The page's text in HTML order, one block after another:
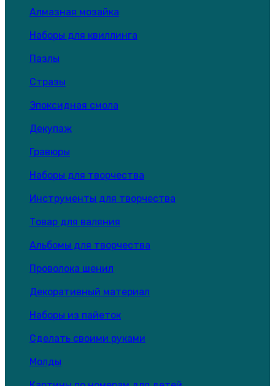
Алмазная мозайка
Наборы для квиллинга
Пазлы
Стразы
Эпоксидная смола
Декупаж
Гравюры
Наборы для творчества
Инструменты для творчества
Товар для валяния
Альбомы для творчества
Проволока шенил
Декоративный материал
Наборы из пайеток
Сделать своими руками
Молды